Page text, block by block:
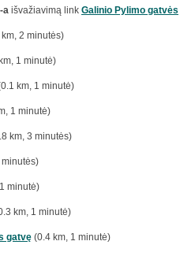
a išvažiavimą link Galinio Pylimo gatvės
2 minutės)
1 minutė)
km, 1 minutė)
1 minutė)
km, 3 minutės)
minutė)
km, 1 minutė)
gatvę (0.4 km, 1 minutė)